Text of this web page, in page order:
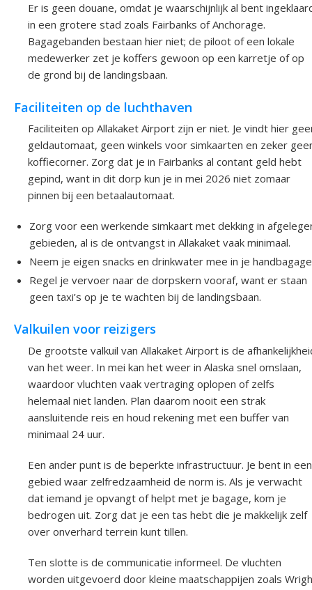
Er is geen douane, omdat je waarschijnlijk al bent
in een grotere stad zoals Fairbanks of Anchorage.
Bagagebanden bestaan hier niet; de piloot of een lokale
medewerker zet je koffers gewoon op een karretje of op
de grond bij de landingsbaan.
Faciliteiten op de luchthaven
Faciliteiten op Allakaket Airport zijn er niet. Je vindt hier
geldautomaat, geen winkels voor simkaarten en zeker
koffiecorner. Zorg dat je in Fairbanks al contant geld hebt
gepind, want in dit dorp kun je in mei 2026 niet zomaar
pinnen bij een betaalautomaat.
Zorg voor een werkende simkaart met dekking in
gebieden, al is de ontvangst in Allakaket vaak minimaal.
Neem je eigen snacks en drinkwater mee in je
Regel je vervoer naar de dorpskern vooraf, want er staan
geen taxi’s op je te wachten bij de landingsbaan.
Valkuilen voor reizigers
De grootste valkuil van Allakaket Airport is de
van het weer. In mei kan het weer in Alaska snel omslaan,
waardoor vluchten vaak vertraging oplopen of zelfs
helemaal niet landen. Plan daarom nooit een strak
aansluitende reis en houd rekening met een buffer van
minimaal 24 uur.
Een ander punt is de beperkte infrastructuur. Je bent in een
gebied waar zelfredzaamheid de norm is. Als je verwacht
dat iemand je opvangt of helpt met je bagage, kom je
bedrogen uit. Zorg dat je een tas hebt die je makkelijk zelf
over onverhard terrein kunt tillen.
Ten slotte is de communicatie informeel. De vluchten
worden uitgevoerd door kleine maatschappijen zoals